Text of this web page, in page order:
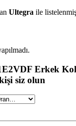
Ultegra ile
Erkek
siz olun